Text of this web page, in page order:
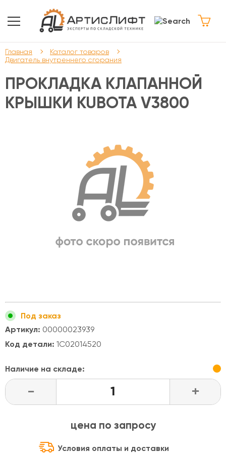
Главная
Каталог товаров
Двигатель внутреннего сгорания
ПРОКЛАДКА КЛАПАННОЙ
КРЫШКИ KUBOTA V3800
Под заказ
Артикул: 00000023939
Код детали: 1C02014520
Наличие на складе:
- +
цена по запросу
Условия оплаты и доставки